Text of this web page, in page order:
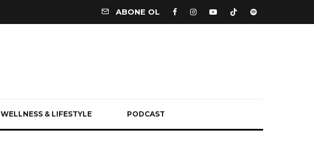
ABONE OL
WELLNESS & LIFESTYLE PODCAST